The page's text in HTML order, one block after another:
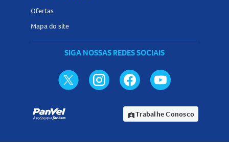
Ofertas
Mapa do site
SIGA NOSSAS REDES SOCIAIS
assignment_indTrabalhe Conosco